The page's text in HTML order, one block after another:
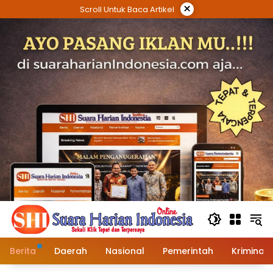
ke
Scroll Untuk Baca Artikel ×
Berita Daerah Nasional Pemerintah Kriminal